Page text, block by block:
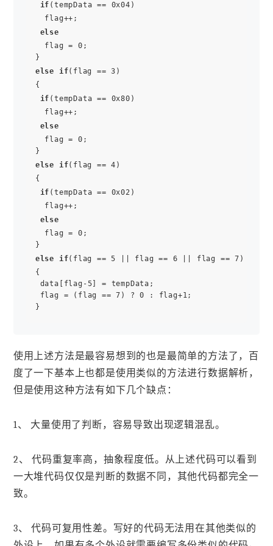
if (tempData == 0x04)
flag++;
else
flag = 0;
else
if(flag == 3)
{
if (tempData == 0x80)
flag++;
else
flag = 0;
else
if(flag == 4)
{
if (tempData == 0x02)
flag++;
else
flag = 0;
else
if(flag == 5 || flag == 6 || flag == 7)
{
data[flag-5] = tempData;
flag = (flag == 7) ? 0 : flag+1;
使用上述方法是最容易想到的也是最简单的方法了，百
度了一下基本上也都是使用类似的方法进行数据解析，
但是使用这种方法有如下几个缺点：
1、 大量使用了判断，容易导致出现逻辑混乱。
2、 代码重复率高，抽象程度低。从上述代码可以看到
一大堆代码仅仅是判断的数据不同，其他代码都完全一
致。
3、 代码可复用性差。写好的代码无法用在其他类似的